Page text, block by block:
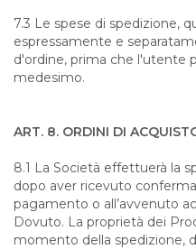
7.3 Le spese di spedizione,
espressamente e
d'ordine, prima che l'utente
medesimo.
ART. 8. ORDINI DI
8.1 La Società effettuerà la
dopo aver ricevuto
pagamento o all’avvenuto
Dovuto. La proprietà dei
momento della spedizione,